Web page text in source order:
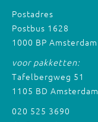
Postadres
Postbus 1628
1000 BP Amsterdam
voor pakketten:
Tafelbergweg 51
1105 BD Amsterdam
020 525 3690